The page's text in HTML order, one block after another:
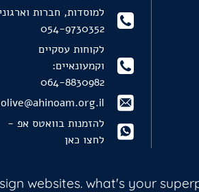
למוסדות, חברות
054-9730352
לקוחות עסקיים
וקמעונאיים:
064-8830982
להזמנות בוואטס אפ -
לחצו כאן
websites. what's your